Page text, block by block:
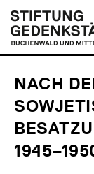
zum
Inhalt
Stiftung
Gedenkstätten
Buchenwald
und
Mittelbau-
NACH